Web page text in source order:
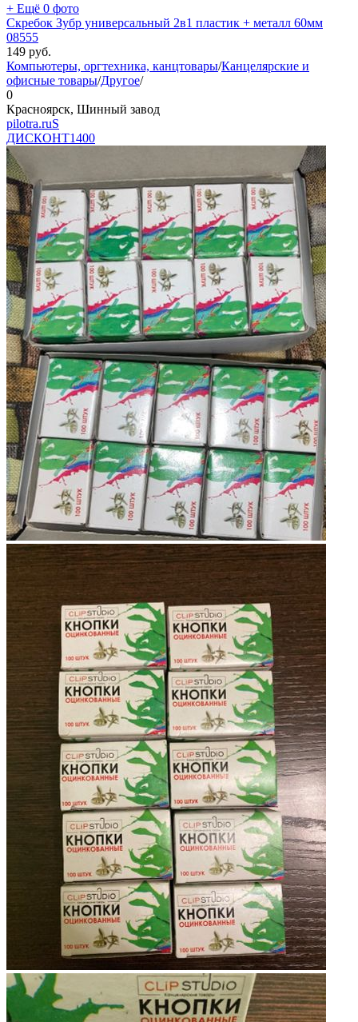
+ Ещё 0 фото
Скребок Зубр универсальный 2в1 пластик + металл 60мм
08555
149 руб.
Компьютеры, оргтехника, канцтовары/Канцелярские и
офисные товары/Другое/
0
Красноярск, Шинный завод
pilotra.ruS
ДИСКОНТ1400